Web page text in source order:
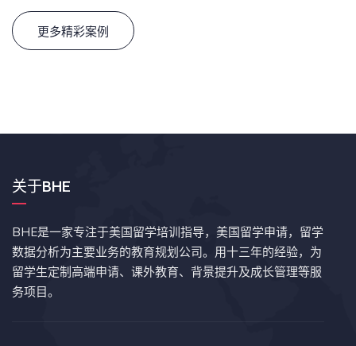
更多精彩案例
关于BHE
BHE是一家专注于美国留学培训指导，美国留学申请，留学
数据分析为主要业务的教育规划公司。用十三年的经验，为
留学生定制高端申请、课外教育、背景提升及成长管理等服
务项目。